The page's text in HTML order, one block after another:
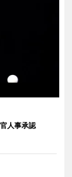
人事承認